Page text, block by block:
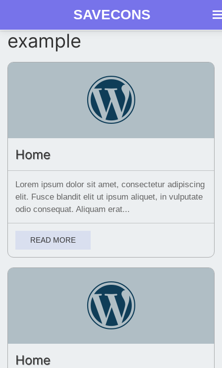
Skip
content
SAVECONS
Продукция
Как
получить
СГР
example
Home
Lorem ipsum dolor sit amet, consectetur adipiscing
elit. Fusce blandit elit ut ipsum aliquet, in vulputate
odio consequat. Aliquam erat...
READ MORE
Home